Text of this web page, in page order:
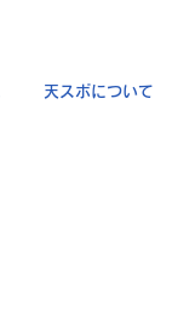
天スポについて